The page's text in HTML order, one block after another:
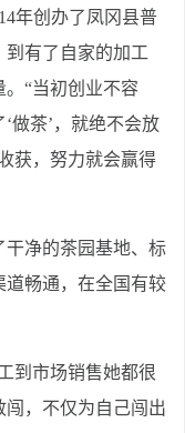
年创办了凤冈县普
有了自家的加工
“当初创业不容
做茶’，就绝不会放
获，努力就会赢得
干净的茶园基地、标
道畅通，在全国有较
到市场销售她都很
，不仅为自己闯出